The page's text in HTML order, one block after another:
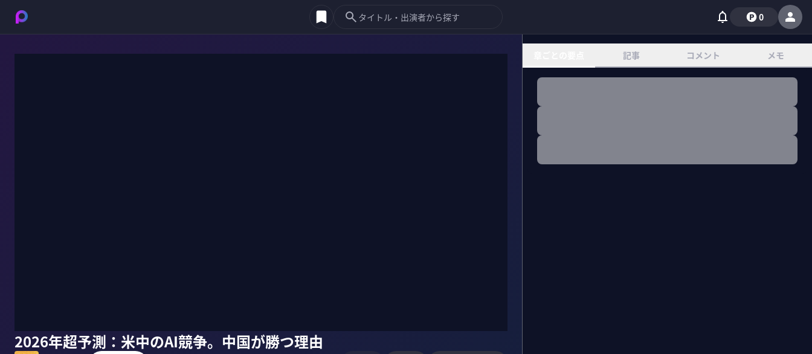
0
2026年超予測：米中のAI競争。中国が勝つ理由
記事 コメント メモ